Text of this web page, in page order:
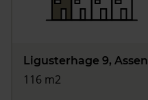
Ligusterhage 9, Assen
116 m2